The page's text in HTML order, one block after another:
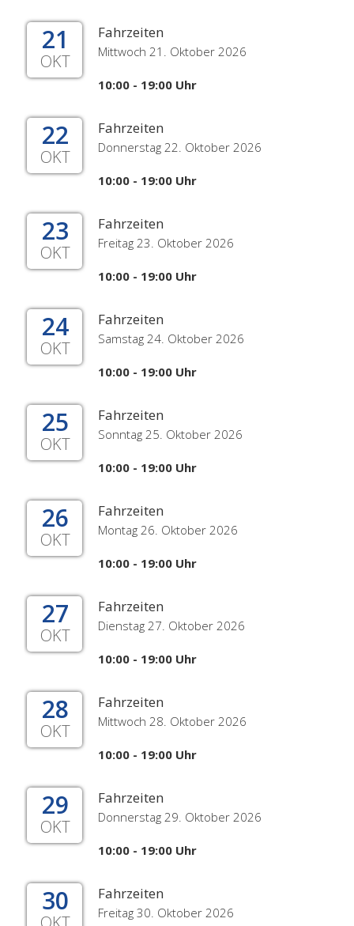
21
OKT
Fahrzeiten
Mittwoch 21. Oktober 2026
10:00 - 19:00 Uhr
22
OKT
Fahrzeiten
Donnerstag 22. Oktober 2026
10:00 - 19:00 Uhr
23
OKT
Fahrzeiten
Freitag 23. Oktober 2026
10:00 - 19:00 Uhr
24
OKT
Fahrzeiten
Samstag 24. Oktober 2026
10:00 - 19:00 Uhr
25
OKT
Fahrzeiten
Sonntag 25. Oktober 2026
10:00 - 19:00 Uhr
26
OKT
Fahrzeiten
Montag 26. Oktober 2026
10:00 - 19:00 Uhr
27
OKT
Fahrzeiten
Dienstag 27. Oktober 2026
10:00 - 19:00 Uhr
28
OKT
Fahrzeiten
Mittwoch 28. Oktober 2026
10:00 - 19:00 Uhr
29
OKT
Fahrzeiten
Donnerstag 29. Oktober 2026
10:00 - 19:00 Uhr
30 Fahrzeiten
Freitag 30. Oktober 2026